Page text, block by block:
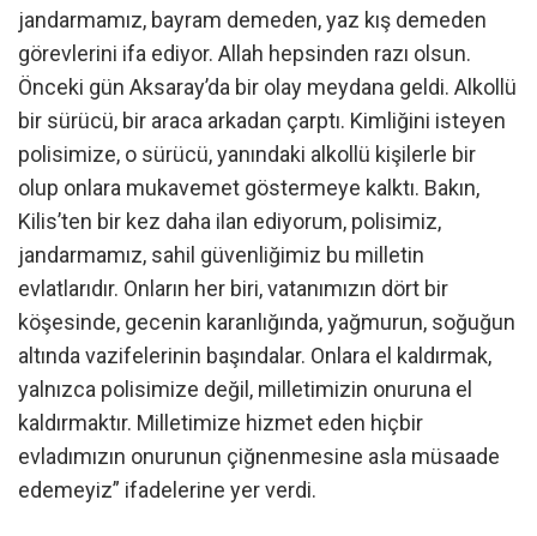
jandarmamız, bayram demeden, yaz kış demeden
görevlerini ifa ediyor. Allah hepsinden razı olsun.
Önceki gün Aksaray’da bir olay meydana geldi. Alkollü
bir sürücü, bir araca arkadan çarptı. Kimliğini isteyen
polisimize, o sürücü, yanındaki alkollü kişilerle bir
olup onlara mukavemet göstermeye kalktı. Bakın,
Kilis’ten bir kez daha ilan ediyorum, polisimiz,
jandarmamız, sahil güvenliğimiz bu milletin
evlatlarıdır. Onların her biri, vatanımızın dört bir
köşesinde, gecenin karanlığında, yağmurun, soğuğun
altında vazifelerinin başındalar. Onlara el kaldırmak,
yalnızca polisimize değil, milletimizin onuruna el
kaldırmaktır. Milletimize hizmet eden hiçbir
evladımızın onurunun çiğnenmesine asla müsaade
edemeyiz” ifadelerine yer verdi.